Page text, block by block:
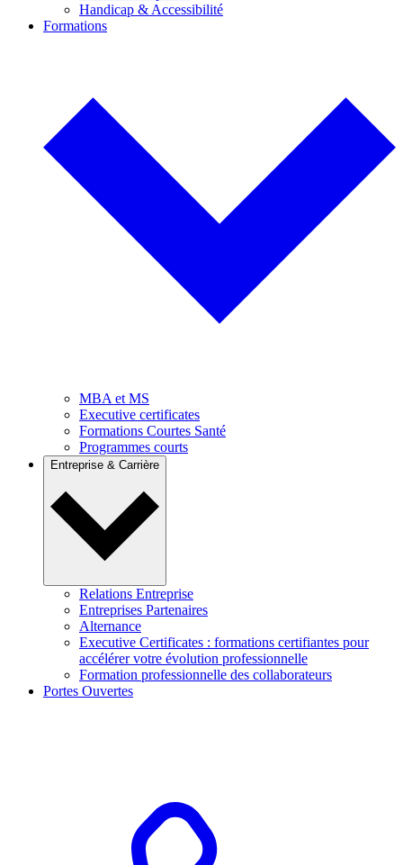
Handicap & Accessibilité
Formations
MBA et MS
Executive certificates
Formations Courtes Santé
Programmes courts
Entreprise & Carrière
Relations Entreprise
Entreprises Partenaires
Alternance
Executive Certificates : formations certifiantes pour
accélérer votre évolution professionnelle
Formation professionnelle des collaborateurs
Portes Ouvertes